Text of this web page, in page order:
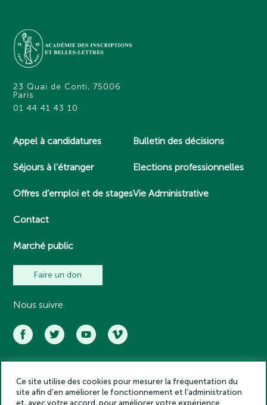
23 Quai de Conti, 75006
Paris
01 44 41 43 10
Appel à candidatures
Séjours à l’étranger
Offres d’emploi et de stages
Contact
Marché public
Bulletin des décisions
Elections professionnelles
Vie Administrative
Faire un don
Nous suivre
Académie des inscriptions et belles lettres – Tous droits réservés
2025
Ce site utilise des cookies pour mesurer la fréquentation du
site afin d’en améliorer le fonctionnement et l’administration
et, avec votre accord, pour améliorer votre expérience